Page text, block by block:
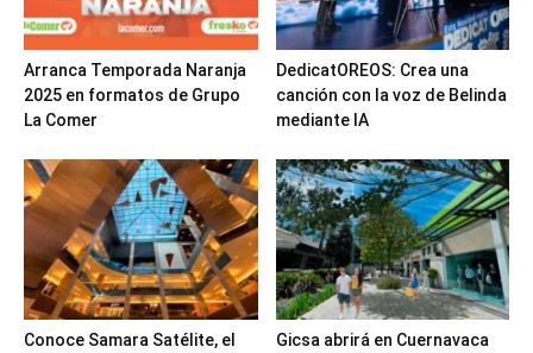
Arranca Temporada Naranja
2025 en formatos de Grupo
La Comer
DedicatOREOS: Crea una
canción con la voz de Belinda
mediante IA
Conoce Samara Satélite, el Gicsa abrirá en Cuernavaca